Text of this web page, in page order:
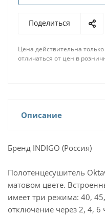
Поделиться
Цена действительна
отличаться от цен в
Описание
Бренд INDIGO (Россия)
Полотенцесушитель
матовом цвете.
имеет три режима: 40,
отключение через 2, 4, 6